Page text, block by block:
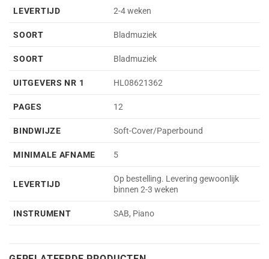
LEVERTIJD 2-4 weken
SOORT Bladmuziek
SOORT Bladmuziek
UITGEVERS NR 1 HL08621362
PAGES 12
BINDWIJZE Soft-Cover/Paperbound
MINIMALE AFNAME 5
LEVERTIJD
Op bestelling. Levering gewoonlijk
binnen 2-3 weken
INSTRUMENT SAB, Piano